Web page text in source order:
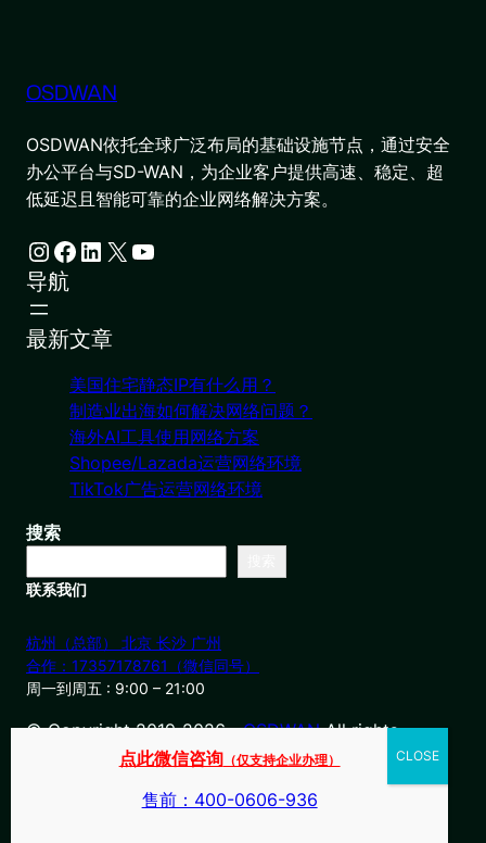
OSDWAN
OSDWAN依托全球广泛布局的基础设施节点，通过安全
办公平台与SD-WAN，为企业客户提供高速、稳定、超
低延迟且智能可靠的企业网络解决方案。
Instagram Facebook LinkedIn X YouTube
导航
最新文章
美国住宅静态IP有什么用？
制造业出海如何解决网络问题？
海外AI工具使用网络方案
Shopee/Lazada运营网络环境
TikTok广告运营网络环境
搜索
联系我们
杭州（总部） 北京 长沙 广州
合作：17357178761（微信同号）
周一到周五 : 9:00 – 21:00
© Copyright 2019-2026・OSDWANAll rights
点此微信咨询 （仅支持企业办理）
售前：400-0606-936